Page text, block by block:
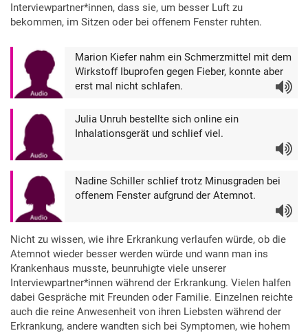
Interviewpartner*innen, dass sie, um besser Luft zu
bekommen, im Sitzen oder bei offenem Fenster ruhten.
Marion Kiefer nahm ein Schmerzmittel mit dem
Wirkstoff Ibuprofen gegen Fieber, konnte aber
erst mal nicht schlafen.
Julia Unruh bestellte sich online ein
Inhalationsgerät und schlief viel.
Nadine Schiller schlief trotz Minusgraden bei
offenem Fenster aufgrund der Atemnot.
Nicht zu wissen, wie ihre Erkrankung verlaufen würde, ob die
Atemnot wieder besser werden würde und wann man ins
Krankenhaus musste, beunruhigte viele unserer
Interviewpartner*innen während der Erkrankung. Vielen halfen
dabei Gespräche mit Freunden oder Familie. Einzelnen reichte
auch die reine Anwesenheit von ihren Liebsten während der
Erkrankung, andere wandten sich bei Symptomen, wie hohem